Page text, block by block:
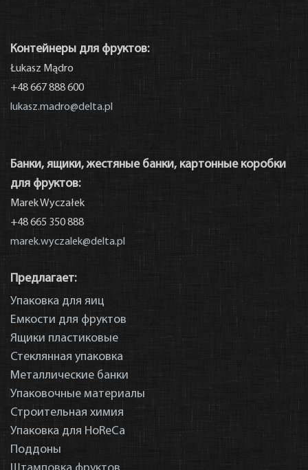
Контейнеры для фруктов:
Łukasz Mądro
+48 667 888 600
lukasz.madro@delta.pl
Банки, ящики, жестяные банки, картонные коробки
для фруктов:
Marek Wyczałek
+48 665 350 888
marek.wyczalek@delta.pl
Предлагает:
Упаковка для яиц
Емкости для фруктов
Ящики пластиковые
Стеклянная упаковка
Металлические банки
Упаковочные материалы
Строительная химия
Упаковка для HoReCa
Поддоны